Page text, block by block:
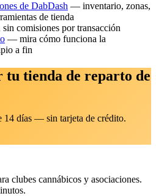
de DabDash — inventario, zonas,
de tienda
comisiones por transacción
— mira cómo funciona la
a fin
tu tienda de reparto de
14 días — sin tarjeta de crédito.
clubes cannábicos y asociaciones.